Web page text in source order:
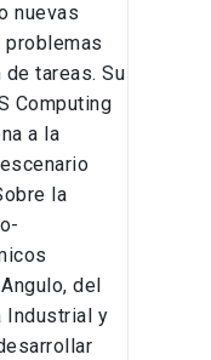
nuevas
tareas. Su
Computing
a la
la
del
Industrial y